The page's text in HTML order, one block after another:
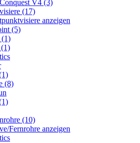
Conquest V4 (3)
(17)
anzeigen
(5)
(1)
(8)
(10)
Fernrohre anzeigen